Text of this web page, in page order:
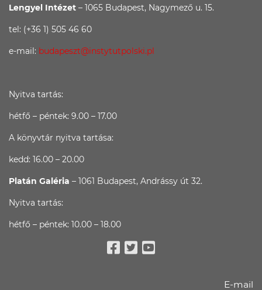
Lengyel Intézet – 1065 Budapest, Nagymező u. 15.
tel: (+36 1) 505 46 60
e-mail: budapeszt@instytutpolski.pl
Nyitva tartás:
hétfő – péntek: 9.00 – 17.00
A könyvtár nyitva tartása:
kedd: 16.00 – 20.00
Platán Galéria – 1061 Budapest, Andrássy út 32.
Nyitva tartás:
hétfő – péntek: 10.00 – 18.00